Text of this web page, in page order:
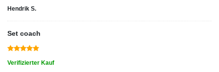
Hendrik S.
Set coach
Verifizierter Kauf